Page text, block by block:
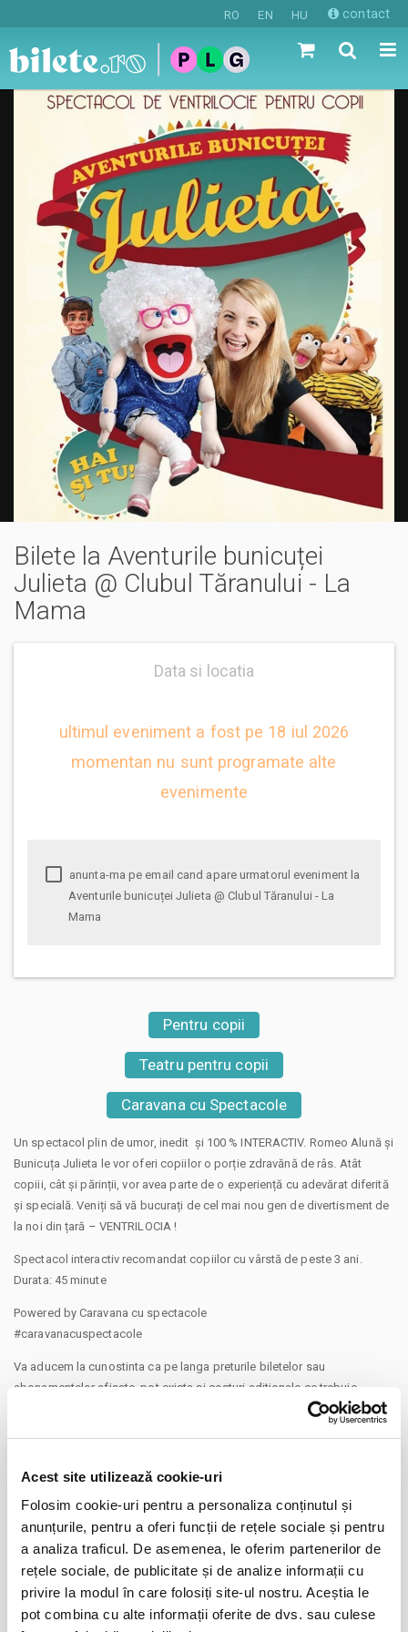
Acest site utilizează cookie-uri
Folosim cookie-uri pentru a personaliza conținutul și
anunțurile, pentru a oferi funcții de rețele sociale și pentru
a analiza traficul. De asemenea, le oferim partenerilor de
rețele sociale, de publicitate și de analize informații cu
privire la modul în care folosiți site-ul nostru. Aceștia le
pot combina cu alte informații oferite de dvs. sau culese
RO EN HU contact
Bilete la Aventurile bunicuței
Julieta @ Clubul Tăranului - La
Mama
Data si locatia
ultimul eveniment a fost pe 18 iul 2026
momentan nu sunt programate alte
evenimente
Aventurile bunicuței Julieta @ Clubul Tăranului - La
Mama
Pentru copii
Teatru pentru copii
Caravana cu Spectacole
Un spectacol plin de umor, inedit și 100 % INTERACTIV. Romeo Alună și
Bunicuța Julieta le vor oferi copiilor o porție zdravănă de râs. Atât
copiii, cât și părinții, vor avea parte de o experiență cu adevărat diferită
și specială. Veniți să vă bucurați de cel mai nou gen de divertisment de
la noi din țară – VENTRILOCIA !
Spectacol interactiv recomandat copiilor cu vârstă de peste 3 ani.
Durata: 45 minute
Powered by Caravana cu spectacole
#caravanacuspectacole
Va aducem la cunostinta ca pe langa preturile biletelor sau
abonamentelor afisate, pot exista si costuri aditionale ce trebuie
suportate de dvs., respectiv: taxe de intermediere, procesare, emitere
in care veti opta pentru incheierea unei asigurari de bilete), costuri
Prin cumpararea unui bilet sau abonament de pe site-ul nostru Bilete.ro,
cumparatorul se obliga sa respecte Regulile de participare si acces la
eveniment, precum si Termenii si Conditiilesite-ului Bilete.ro
Taxe servicii aplicabile per bilet:
Taxa administrare - 2%
CONTINUARE
Distribuie aceasta pagina